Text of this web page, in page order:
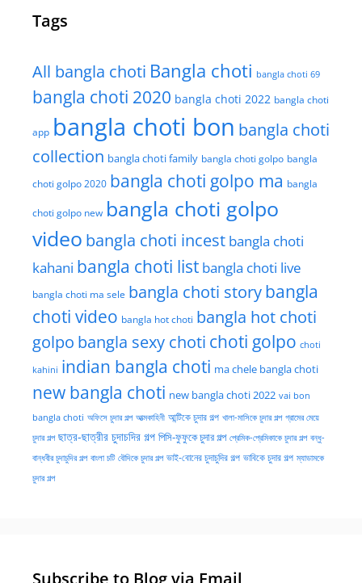
Tags
All bangla choti Bangla choti bangla choti 69
bangla choti 2020 bangla choti 2022 bangla choti
app bangla choti bon bangla choti
collection bangla choti family bangla choti golpo bangla
choti golpo 2020 bangla choti golpo ma bangla
choti golpo new bangla choti golpo
video bangla choti incest bangla choti
kahani bangla choti list bangla choti live
bangla choti ma sele bangla choti storybangla
choti video bangla hot choti bangla hot choti
golpo bangla sexy choti choti golpo choti
kahini indian bangla choti ma chele bangla choti
new bangla choti new bangla choti 2022 vai bon
bangla choti অফিসে চুদার গল্প আত্মকাহিনী আন্টিকে চুদার গল্প খালা-মাসিকে চুদার গল্প গ্রামের মেয়ে
চুদার গল্প ছাত্র-ছাত্রীর চুদাচদির গল্প পিসি-ফুফুকে চুদার গল্প প্রেমিক-প্রেমিকাকে চুদার গল্প বন্ধু-
বান্ধবীর চুদাচুদির গল্প বাংলা চটি বৌদিকে চুদার গল্প ভাই-বোনের চুদাচুদির গল্প ভাবিকে চুদার গল্প ম্যাডামকে
চুদার গল্প
Subscribe to Blog via Email